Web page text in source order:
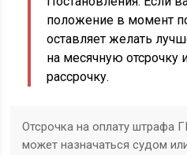
положение в момент
оставляет желать
на месячную отсрочку
рассрочку.
Отсрочка на оплату штрафа
может назначаться судом